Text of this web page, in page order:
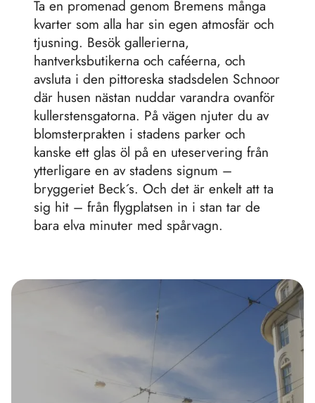
kvarter som alla har sin egen atmosfär och
tjusning. Besök gallerierna,
hantverksbutikerna och caféerna, och
avsluta i den pittoreska stadsdelen Schnoor
där husen nästan nuddar varandra ovanför
kullerstensgatorna. På vägen njuter du av
blomsterprakten i stadens parker och
kanske ett glas öl på en uteservering från
ytterligare en av stadens signum –
bryggeriet Beck´s. Och det är enkelt att ta
sig hit – från flygplatsen in i stan tar de
bara elva minuter med spårvagn.